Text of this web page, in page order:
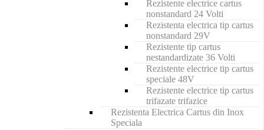
Rezistente electrice cartus
nonstandard 24 Volti
Rezistenta electrica tip cartus
nonstandard 29V
Rezistente tip cartus
nestandardizate 36 Volti
Rezistente electrice tip cartus
speciale 48V
Rezistente electrice tip cartus
trifazate trifazice
Rezistenta Electrica Cartus din Inox
Speciala